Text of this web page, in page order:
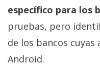
específico para los
pruebas, pero
de los bancos
Android.